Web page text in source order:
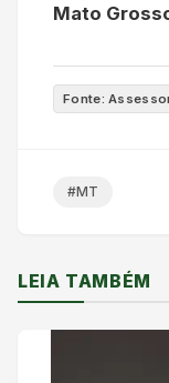
Mato
Fonte:
#MT
LEIA TAMBÉM